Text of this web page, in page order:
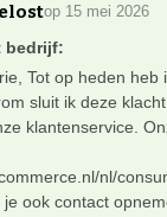
op 15 mei 2026
bedrijf:
Tot op heden heb
sluit ik deze
klantenservice.
nl/
ook contact